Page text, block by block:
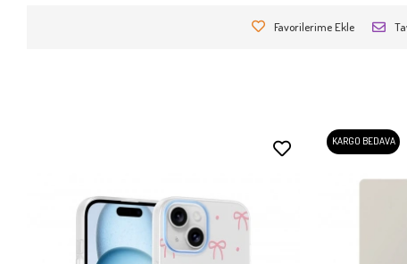
Favorilerime Ekle
KARGO BEDAVA